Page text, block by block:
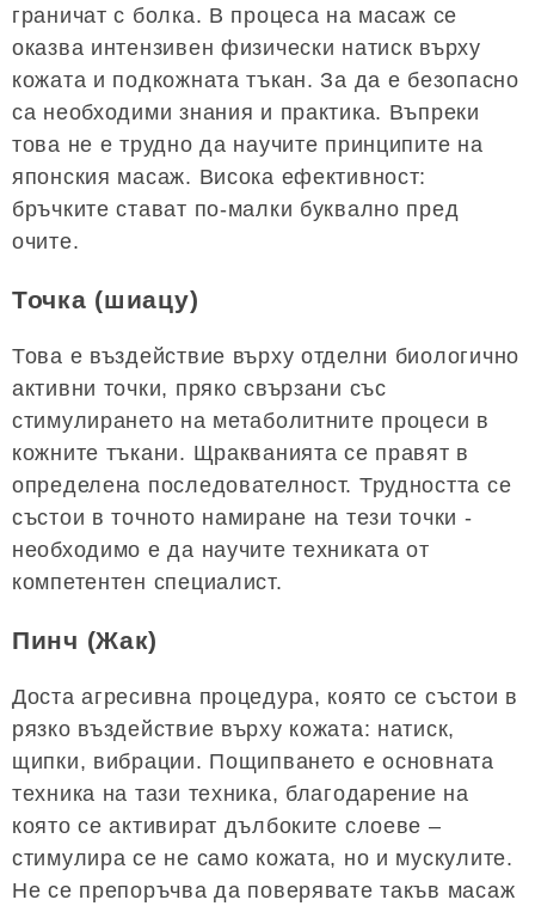
граничат с болка. В процеса на масаж се
оказва интензивен физически натиск върху
кожата и подкожната тъкан. За да е безопасно
са необходими знания и практика. Въпреки
това не е трудно да научите принципите на
японския масаж. Висока ефективност:
бръчките стават по-малки буквално пред
очите.
Точка (шиацу)
Това е въздействие върху отделни биологично
активни точки, пряко свързани със
стимулирането на метаболитните процеси в
кожните тъкани. Щракванията се правят в
определена последователност. Трудността се
състои в точното намиране на тези точки -
необходимо е да научите техниката от
компетентен специалист.
Пинч (Жак)
Доста агресивна процедура, която се състои в
рязко въздействие върху кожата: натиск,
щипки, вибрации. Пощипването е основната
техника на тази техника, благодарение на
която се активират дълбоките слоеве –
стимулира се не само кожата, но и мускулите.
Не се препоръчва да поверявате такъв масаж